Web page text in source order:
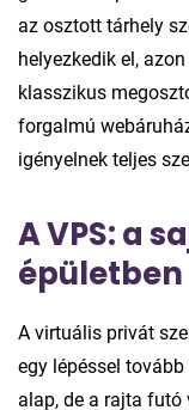
az osztott tárhely
helyezkedik el,
klasszikus
forgalmú
igényelnek teljes
A VPS: a
épületben
A virtuális privát
egy lépéssel
alap, de a rajta